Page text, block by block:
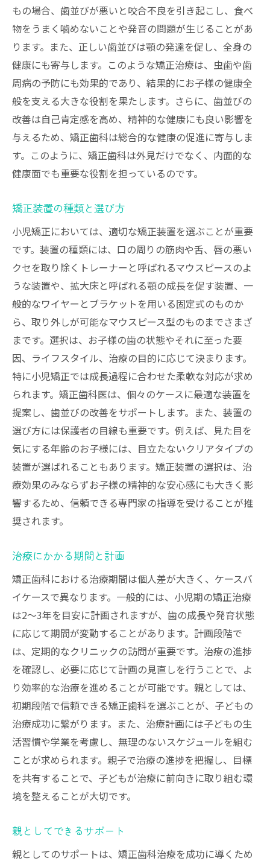
もの場合、歯並びが悪いと咬合不良を引き起こし、食べ
物をうまく噛めないことや発音の問題が生じることがあ
ります。また、正しい歯並びは顎の発達を促し、全身の
健康にも寄与します。このような矯正治療は、虫歯や歯
周病の予防にも効果的であり、結果的にお子様の健康全
般を支える大きな役割を果たします。さらに、歯並びの
改善は自己肯定感を高め、精神的な健康にも良い影響を
与えるため、矯正歯科は総合的な健康の促進に寄与しま
す。このように、矯正歯科は外見だけでなく、内面的な
健康面でも重要な役割を担っているのです。
矯正装置の種類と選び方
小児矯正においては、適切な矯正装置を選ぶことが重要
です。装置の種類には、口の周りの筋肉や舌、唇の悪い
クセを取り除くトレーナーと呼ばれるマウスピースのよ
うな装置や、拡大床と呼ばれる顎の成長を促す装置、一
般的なワイヤーとブラケットを用いる固定式のものか
ら、取り外しが可能なマウスピース型のものまでさまざ
まです。選択は、お子様の歯の状態やそれに至った要
因、ライフスタイル、治療の目的に応じて決まります。
特に小児矯正では成長過程に合わせた柔軟な対応が求め
られます。矯正歯科医は、個々のケースに最適な装置を
提案し、歯並びの改善をサポートします。また、装置の
選び方には保護者の目線も重要です。例えば、見た目を
気にする年齢のお子様には、目立たないクリアタイプの
装置が選ばれることもあります。矯正装置の選択は、治
療効果のみならずお子様の精神的な安心感にも大きく影
響するため、信頼できる専門家の指導を受けることが推
奨されます。
治療にかかる期間と計画
矯正歯科における治療期間は個人差が大きく、ケースバ
イケースで異なります。一般的には、小児期の矯正治療
は2〜3年を目安に計画されますが、歯の成長や発育状態
に応じて期間が変動することがあります。計画段階で
は、定期的なクリニックの訪問が重要です。治療の進捗
を確認し、必要に応じて計画の見直しを行うことで、よ
り効率的な治療を進めることが可能です。親としては、
初期段階で信頼できる矯正歯科を選ぶことが、子どもの
治療成功に繋がります。また、治療計画には子どもの生
活習慣や学業を考慮し、無理のないスケジュールを組む
ことが求められます。親子で治療の進捗を把握し、目標
を共有することで、子どもが治療に前向きに取り組む環
境を整えることが大切です。
親としてできるサポート
親としてのサポートは、矯正歯科治療を成功に導くため